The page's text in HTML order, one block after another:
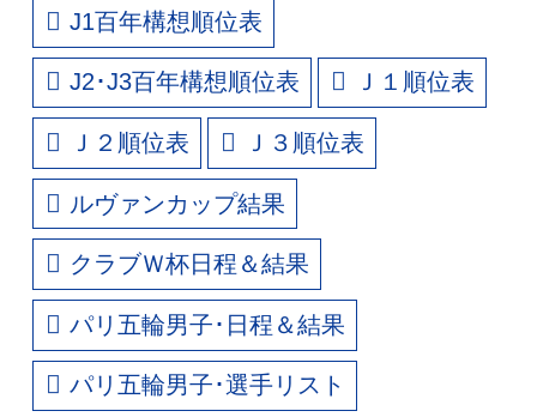
J1百年構想順位表
J2･J3百年構想順位表 Ｊ１順位表
Ｊ２順位表 Ｊ３順位表
ルヴァンカップ結果
クラブＷ杯日程＆結果
パリ五輪男子･日程＆結果
パリ五輪男子･選手リスト